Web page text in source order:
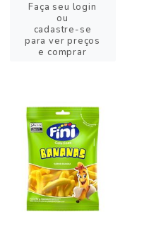
Faça seu login
ou
cadastre-se
para ver preços
e comprar